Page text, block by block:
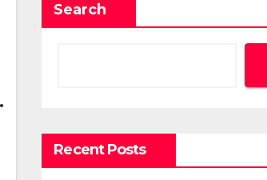
Search
Recent Posts